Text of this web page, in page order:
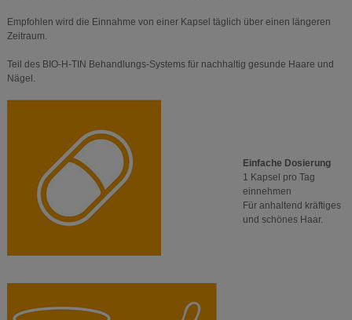
Empfohlen wird die Einnahme von einer Kapsel täglich über einen längeren
Zeitraum.
Teil des BIO-H-TIN Behandlungs-Systems für nachhaltig gesunde Haare und
Nägel.
Einfache Dosierung
1 Kapsel pro Tag
einnehmen
Für anhaltend kräftiges
und schönes Haar.